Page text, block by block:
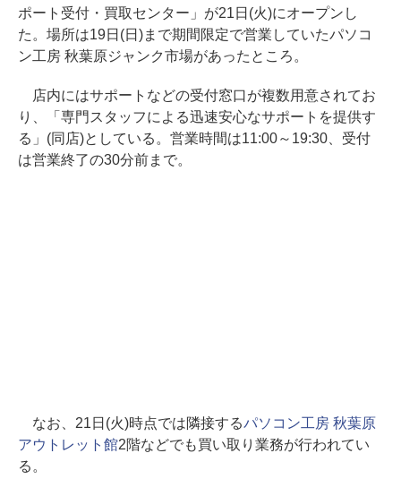
ポート受付・買取センター」が21日(火)にオープンし
た。場所は19日(日)まで期間限定で営業していたパソコ
ン工房 秋葉原ジャンク市場があったところ。
店内にはサポートなどの受付窓口が複数用意されてお
り、「専門スタッフによる迅速安心なサポートを提供す
る」(同店)としている。営業時間は11:00～19:30、受付
は営業終了の30分前まで。
なお、21日(火)時点では隣接するパソコン工房 秋葉原
アウトレット館2階などでも買い取り業務が行われてい
る。